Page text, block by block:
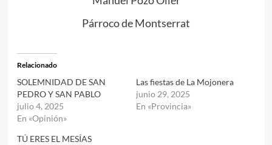
Párroco de Montserrat
Relacionado
SOLEMNIDAD DE SAN
PEDRO Y SAN PABLO
julio 4, 2025
En «Opinión»
Las fiestas de La Mojonera
junio 29, 2025
En «Provincia»
TÚ ERES EL MESÍAS